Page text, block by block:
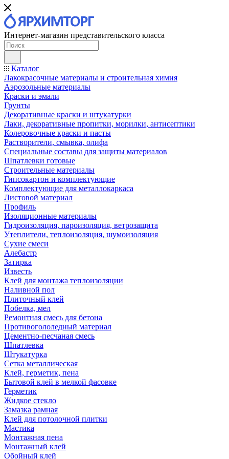
Интернет-магазин представительского класса
Каталог
Лакокрасочные материалы и строительная химия
Аэрозольные материалы
Краски и эмали
Грунты
Декоративные краски и штукатурки
Лаки, декоративные пропитки, морилки, антисептики
Колеровочные краски и пасты
Растворители, смывка, олифа
Специальные составы для защиты материалов
Шпатлевки готовые
Строительные материалы
Гипсокартон и комплектующие
Комплектующие для металлокаркаса
Листовой материал
Профиль
Изоляционные материалы
Гидроизоляция, пароизоляция, ветрозащита
Утеплители, теплоизоляция, шумоизоляция
Сухие смеси
Алебастр
Затирка
Известь
Клей для монтажа теплоизоляции
Наливной пол
Плиточный клей
Побелка, мел
Ремонтная смесь для бетона
Противогололедный материал
Цементно-песчаная смесь
Шпатлевка
Штукатурка
Сетка металлическая
Клей, герметик, пена
Бытовой клей в мелкой фасовке
Герметик
Жидкое стекло
Замазка рамная
Клей для потолочной плитки
Мастика
Монтажная пена
Монтажный клей
Обойный клей